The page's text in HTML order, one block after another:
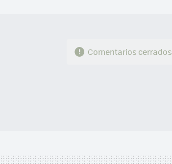
Comentarios cerrados